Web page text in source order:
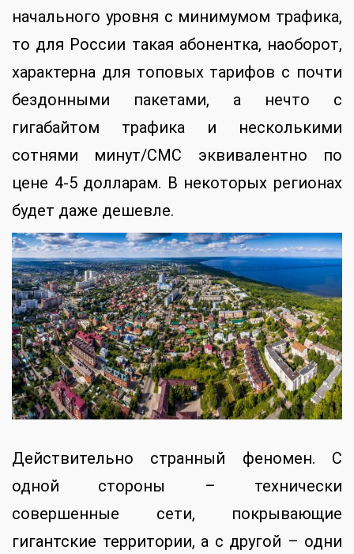
начального уровня с минимумом трафика,
то для России такая абонентка, наоборот,
характерна для топовых тарифов с почти
бездонными пакетами, а нечто с
гигабайтом трафика и несколькими
сотнями минут/СМС эквивалентно по
цене 4-5 долларам. В некоторых регионах
будет даже дешевле.
Действительно странный феномен. С
одной стороны – технически
совершенные сети, покрывающие
гигантские территории, а с другой – одни